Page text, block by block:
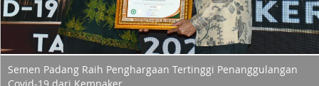
Semen Padang Raih Penghargaan Tertinggi Penanggulangan